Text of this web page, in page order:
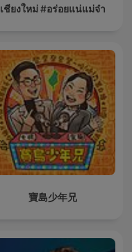
เชียงใหม่ #อร่อยแน่แม่จ๋า
寶島少年兄